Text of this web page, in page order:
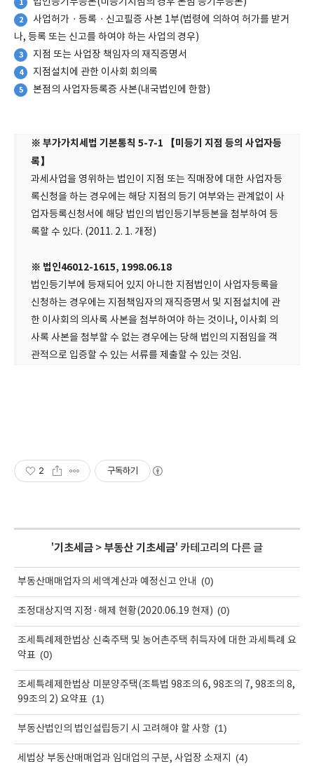
1
2
사업허가ㆍ등록ㆍ신고필증 사본 1부(법령에 의하여 허가를 받거
나, 등록 또는 신고를 하여야 하는 사업의 경우)
3 지점 또는 사업장 책임자의 재직증명서
4 지점설치에 관한 이사회 회의록
5 본점의 사업자등록증 사본(내국법인에 한함)
※ 부가가치세법 기본통칙 5-7-1 【미등기 지점 등의 사업자등
록】
과세사업을 영위하는 법인이 지점 또는 직매장에 대한 사업자등
록신청을 하는 경우에는 해당 지점의 등기 여부와는 관계없이 사
업자등록신청서에 해당 법인의 법인등기부등본을 첨부하여 등
록할 수 있다. (2011. 2. 1. 개정)
※ 법인46012-1615, 1998.06.18
법인등기부에 등재되어 있지 아니한 지점법인이 사업자등록을
신청하는 경우에는 지점책임자의 재직증명서 및 지점설치에 관
한 이사회의 의사록 사본을 첨부하여야 하는 것이나, 이사회 의
사록 사본을 첨부할 수 없는 경우에는 당해 법인의 지점임을 객
관적으로 입증할 수 있는 서류를 제출할 수 있는 것임.
2 구독하기
'기초세금 > 부동산 기초세금' 카테고리의 다른 글
부동산매매업자의 세액계산과 예정신고 안내 (0)
조정대상지역 지정·해제 현황(2020.06.19 현재) (0)
조세특례제한법상 신축주택 및 농어촌주택 취득자에 대한 과세특례 요
약표 (0)
조세특례제한법상 미분양주택(조특법 98조의 6, 98조의 7, 98조의 8,
99조의 2) 요약표 (1)
부동산법인의 법인설립등기 시 고려해야 할 사항 (1)
세법상 부동산매매업과 임대업의 구분, 사업장 소재지 (4)